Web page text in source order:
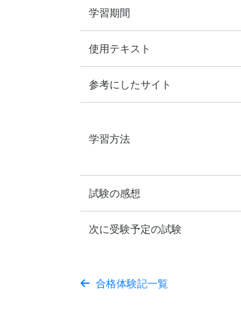
学習期間
使用テキスト
参考にしたサイト
学習方法
試験の感想
次に受験予定の試験
合格体験記一覧